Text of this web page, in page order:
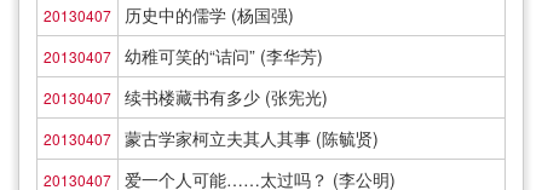
20130407 历史中的儒学 (杨国强)
20130407 幼稚可笑的“诘问” (李华芳)
20130407 续书楼藏书有多少 (张宪光)
20130407 蒙古学家柯立夫其人其事 (陈毓贤)
20130407 爱一个人可能……太过吗？ (李公明)